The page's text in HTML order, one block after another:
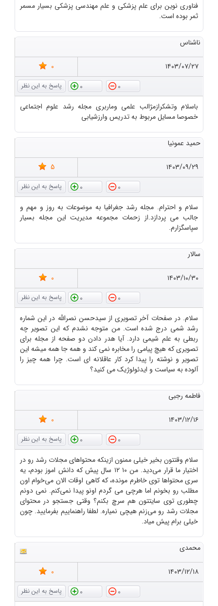
فناوری نوین برای علم پزشکی و علم مهندسی پزشکی بسیار مسمر
ثمر بوده است.
ناشناس
۱۴۰۳/۰۷/۲۷
0
0
0
باسلام وتشکرازمژالب علمی وماربری مجله رشد علوم اجتماعی
خصوصا مسایل مربوط به تدریس وارزشیابی
حمید عمونیا
۱۴۰۳/۰۹/۲۹
5
0
0
سلام و احترام. مجله رشد جغرافیا به موضوعات به روز و مهم و
جالب می پردازد.از زحمات مجموعه مدیریت این مجله بسیار
سپاسگزارم.
سالار
۱۴۰۳/۱۰/۳۰
0
0
0
سلام. در صفحات آخر تصویری از سیدحسن نصرالله در این شماره
رشد شمی درج شده است. من متوجه نشدم که این تصویر چه
ربطی به علم شیمی دارد. آیا هدر دادن دو صفحه از مجله برای
تصویری که هیچ پیامی را مخابره نمی کند و همه جا همه میشه این
تصویر و نوشته را پیدا کرد کار عاقلانه ای است. چرا همه چیز را
آلوده به سیاست و ایدئولوژیک می کنید؟
فاطمه رجبی
۱۴۰۳/۱۲/۱۶
0
0
0
سلام وقتتون بخیر خیلی ممنون ازینکه محتواهای مجلات رشد رو در
اختیار ما قرار می‌دید. من ۱۰ ۱۲ سال پیش که دانش اموز بودم، یه
سری محتواها توی خاطرم مونده، که کاهی اوقات الان می‌خوام اون
مطلب رو بخونم اما هرچی می گردم اونو پیدا نمی‌کنم. نمی دونم
چطوری توی سایتتون هم سرچ بکنم؟ وقتی جستجو در محتوای
مجلات رشد رو می‌زنم هیچی نمیاره. لطفا راهنماییم بفرمایید. چون
خیلی برام پیش میاد.
محمدی
۱۴۰۳/۱۲/۱۸
0
0
0